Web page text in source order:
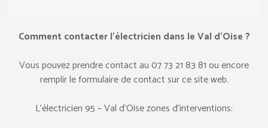
Comment contacter l’électricien dans le Val d’Oise ?
Vous pouvez prendre contact au ‎07 73 21 83 81 ou encore
remplir le formulaire de contact sur ce site web.
L’électricien 95 – Val d’Oise zones d’interventions: